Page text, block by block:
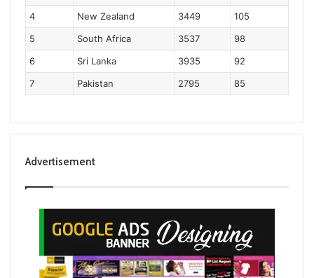
4
New Zealand 3449
105
5
South Africa 3537
98
6
Sri Lanka 3935
92
7
Pakistan 2795 85
Advertisement